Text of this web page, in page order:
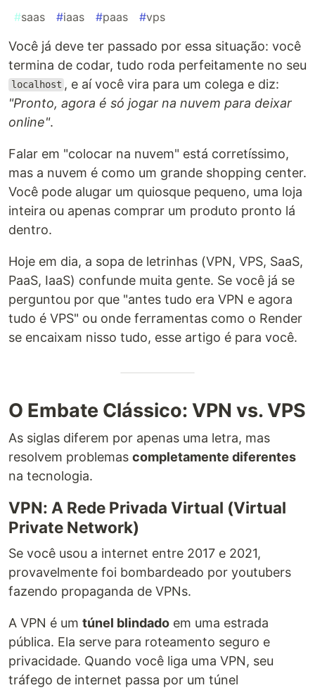
#saas #iaas #paas #vps
Você já deve ter passado por essa situação: você
termina de codar, tudo roda perfeitamente no seu
localhost , e aí você vira para um colega e diz:
"Pronto, agora é só jogar na nuvem para deixar
online".
Falar em "colocar na nuvem" está corretíssimo,
mas a nuvem é como um grande shopping center.
Você pode alugar um quiosque pequeno, uma loja
inteira ou apenas comprar um produto pronto lá
dentro.
Hoje em dia, a sopa de letrinhas (VPN, VPS, SaaS,
PaaS, IaaS) confunde muita gente. Se você já se
perguntou por que "antes tudo era VPN e agora
tudo é VPS" ou onde ferramentas como o Render
se encaixam nisso tudo, esse artigo é para você.
O Embate Clássico: VPN vs. VPS
As siglas diferem por apenas uma letra, mas
resolvem problemas completamente diferentes
na tecnologia.
VPN: A Rede Privada Virtual (Virtual
Private Network)
Se você usou a internet entre 2017 e 2021,
provavelmente foi bombardeado por youtubers
fazendo propaganda de VPNs.
A VPN é um túnel blindado em uma estrada
pública. Ela serve para roteamento seguro e
privacidade. Quando você liga uma VPN, seu
tráfego de internet passa por um túnel